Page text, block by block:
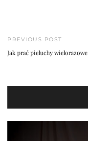
PREVIOUS POST
Jak prać pieluchy wielorazowe